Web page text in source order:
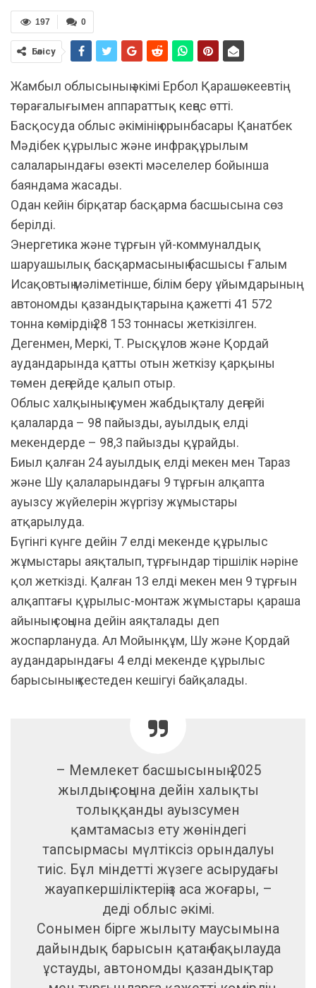
0
197
Бөлісу
Жамбыл облысының әкімі Ербол Қарашөкеевтің
төрағалығымен аппараттық кеңес өтті.
Басқосуда облыс әкімінің орынбасары Қанатбек
Мәдібек құрылыс және инфрақұрылым
салаларындағы өзекті мәселелер бойынша
баяндама жасады.
Одан кейін бірқатар басқарма басшысына сөз
берілді.
Энергетика және тұрғын үй-коммуналдық
шаруашылық басқармасының басшысы Ғалым
Исақовтың мәліметінше, білім беру ұйымдарының
автономды қазандықтарына қажетті 41 572
тонна көмірдің 28 153 тоннасы жеткізілген.
Дегенмен, Меркі, Т. Рысқұлов және Қордай
аудандарында қатты отын жеткізу қарқыны
төмен деңгейде қалып отыр.
Облыс халқының сумен жабдықталу деңгейі
қалаларда – 98 пайызды, ауылдық елді
мекендерде – 98,3 пайызды құрайды.
Биыл қалған 24 ауылдық елді мекен мен Тараз
және Шу қалаларындағы 9 тұрғын алқапта
ауызсу жүйелерін жүргізу жұмыстары
атқарылуда.
Бүгінгі күнге дейін 7 елді мекенде құрылыс
жұмыстары аяқталып, тұрғындар тіршілік нәріне
қол жеткізді. Қалған 13 елді мекен мен 9 тұрғын
алқаптағы құрылыс-монтаж жұмыстары қараша
айының соңына дейін аяқталады деп
жоспарлануда. Ал Мойынқұм, Шу және Қордай
аудандарындағы 4 елді мекенде құрылыс
барысының кестеден кешігуі байқалады.
– Мемлекет басшысының 2025
жылдың соңына дейін халықты
толыққанды ауызсумен
қамтамасыз ету жөніндегі
тапсырмасы мүлтіксіз орындалуы
тиіс. Бұл міндетті жүзеге асырудағы
жауапкершіліктеріңіз аса жоғары, –
деді облыс әкімі.
Сонымен бірге жылыту маусымына
дайындық барысын қатаң бақылауда
ұстауды, автономды қазандықтар